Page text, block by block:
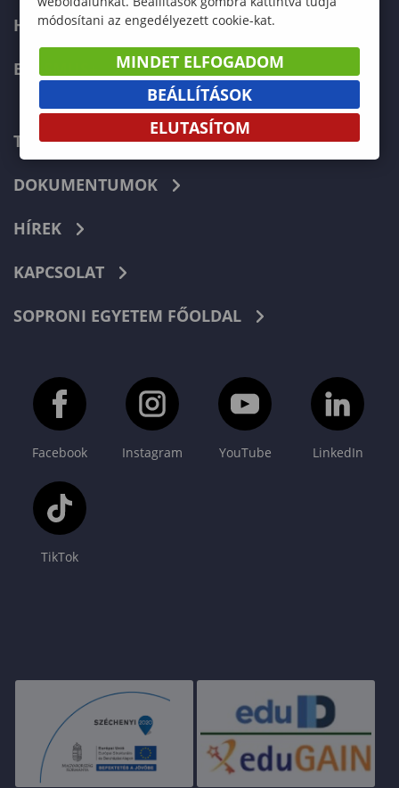
HALLGATÓKNAK
ERASMUS+
TELEFONKÖNYV
DOKUMENTUMOK
HÍREK
KAPCSOLAT
SOPRONI EGYETEM FŐOLDAL
Facebook Instagram YouTube LinkedIn
TikTok
módosítani az engedélyezett cookie-kat.
MINDET ELFOGADOM
BEÁLLÍTÁSOK
ELUTASÍTOM